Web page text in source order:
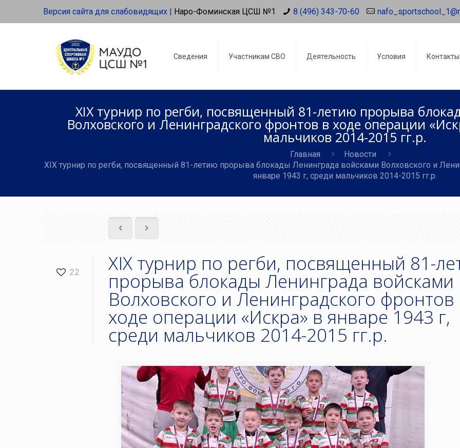
Версия сайта для слабовидящих | Наро-Фоминская ЦСШ №1 8 (496) 343-70-60
Сведения Участникам СВО Деятельность Условия Контакты
XIX турнир по регби, посвященный 81-летию прорыва
Волховского и Ленинградского фронтов в ходе операции
мальчиков 2014-2015 гг.р.
Главная
Новости
XIX турнир по регби, посвященный 81-летию прорыва блокады Ленинграда войсками Волховского и
январе 1943 г, среди мальчиков 2014-2015 гг.р.
22 XIX турнир по регби, посвященный 81-
прорыва блокады Ленинграда войсками
Волховского и Ленинградского фронтов
ходе операции «Искра» в январе 1943 г,
среди мальчиков 2014-2015 гг.р.